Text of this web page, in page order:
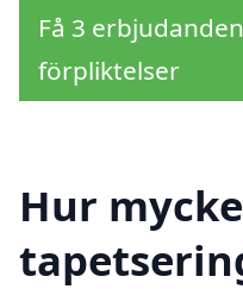
Få 3
förpliktelser
Hur